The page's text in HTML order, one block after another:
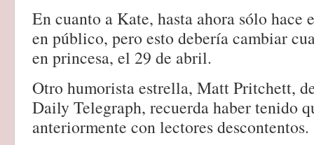
En cuanto a Kate, hasta ahora sólo hace
en público, pero esto debería cambiar
en princesa, el 29 de abril.
Otro humorista estrella, Matt Pritchett,
Daily Telegraph, recuerda haber tenido
anteriormente con lectores descontentos.